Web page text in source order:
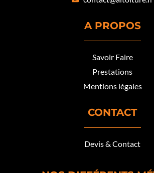
A PROPOS
Savoir Faire
Prestations
Mentions légales
CONTACT
Devis & Contact